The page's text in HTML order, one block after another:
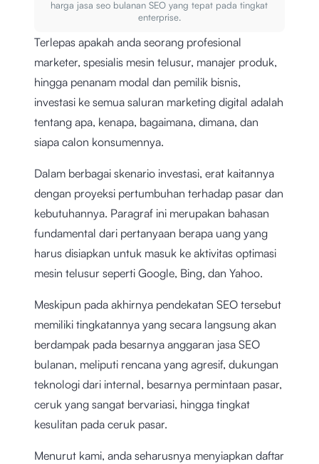
harga jasa seo bulanan SEO yang tepat pada tingkat
enterprise.
Terlepas apakah anda seorang profesional
marketer, spesialis mesin telusur, manajer produk,
hingga penanam modal dan pemilik bisnis,
investasi ke semua saluran marketing digital adalah
tentang apa, kenapa, bagaimana, dimana, dan
siapa calon konsumennya.
Dalam berbagai skenario investasi, erat kaitannya
dengan proyeksi pertumbuhan terhadap pasar dan
kebutuhannya. Paragraf ini merupakan bahasan
fundamental dari pertanyaan berapa uang yang
harus disiapkan untuk masuk ke aktivitas optimasi
mesin telusur seperti Google, Bing, dan Yahoo.
Meskipun pada akhirnya pendekatan SEO tersebut
memiliki tingkatannya yang secara langsung akan
berdampak pada besarnya anggaran jasa SEO
bulanan, meliputi rencana yang agresif, dukungan
teknologi dari internal, besarnya permintaan pasar,
ceruk yang sangat bervariasi, hingga tingkat
kesulitan pada ceruk pasar.
Menurut kami, anda seharusnya menyiapkan daftar